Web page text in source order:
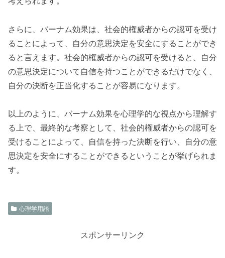
さらに、バーナム効果は、社会的権威者からの認可を受け
ることによって、自分の意思決定を安全にすることができ
ると言えます。社会的権威者からの認可を受けると、自分
の意思決定について自信を持つことができるだけでなく、
自分の決断を正当化することが容易になります。
以上のように、バーナム効果を心理学的な視点から理解す
る上で、最終的な考察として、社会的権威者からの認可を
受けることによって、自信を持った決断を行い、自分の意
思決定を安全にすることができるということが挙げられま
す。
心理学用語
スポンサーリンク